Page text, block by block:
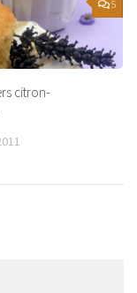
5
citron-